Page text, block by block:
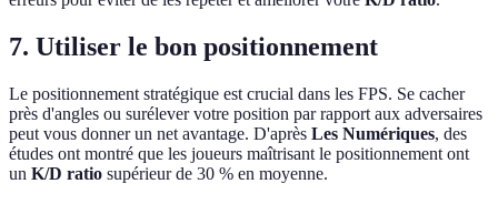
7. Utiliser le bon positionnement
Le positionnement stratégique est crucial dans les FPS. Se cacher
près d'angles ou surélever votre position par rapport aux adversaires
peut vous donner un net avantage. D'après Les Numériques, des
études ont montré que les joueurs maîtrisant le positionnement ont
un K/D ratio supérieur de 30 % en moyenne.